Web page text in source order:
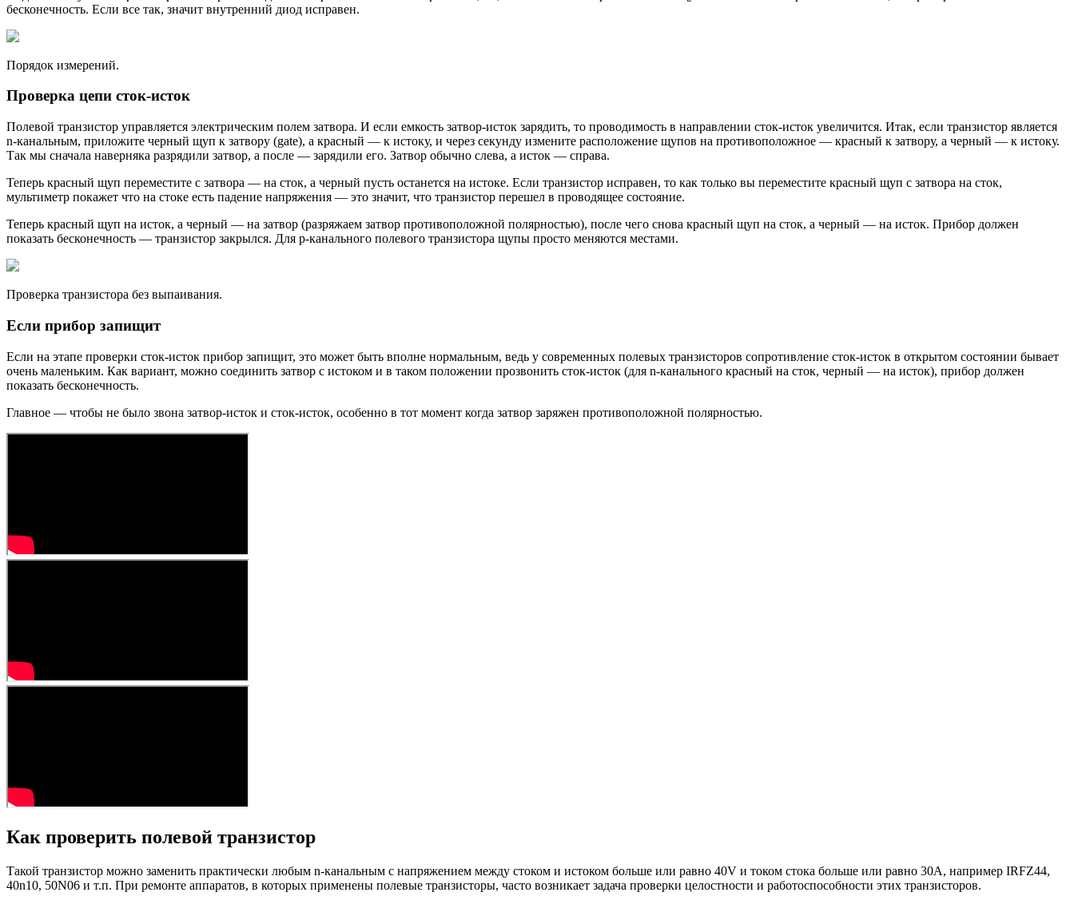
бесконечность. Если все так, значит внутренний диод исправен.
Порядок измерений.
Проверка цепи сток-исток
Полевой транзистор управляется электрическим полем затвора. И если емкость затвор-исток зарядить, то проводимость в направлении сток-исток увеличится. Итак, если транзистор является
n-канальным, приложите черный щуп к затвору (gate), а красный — к истоку, и через секунду измените расположение щупов на противоположное — красный к затвору, а черный — к истоку.
Так мы сначала наверняка разрядили затвор, а после — зарядили его. Затвор обычно слева, а исток — справа.
Теперь красный щуп переместите с затвора — на сток, а черный пусть останется на истоке. Если транзистор исправен, то как только вы переместите красный щуп с затвора на сток,
мультиметр покажет что на стоке есть падение напряжения — это значит, что транзистор перешел в проводящее состояние.
Теперь красный щуп на исток, а черный — на затвор (разряжаем затвор противоположной полярностью), после чего снова красный щуп на сток, а черный — на исток. Прибор должен
показать бесконечность — транзистор закрылся. Для p-канального полевого транзистора щупы просто меняются местами.
Проверка транзистора без выпаивания.
Если прибор запищит
Если на этапе проверки сток-исток прибор запищит, это может быть вполне нормальным, ведь у современных полевых транзисторов сопротивление сток-исток в открытом состоянии бывает
очень маленьким. Как вариант, можно соединить затвор с истоком и в таком положении прозвонить сток-исток (для n-канального красный на сток, черный — на исток), прибор должен
показать бесконечность.
Главное — чтобы не было звона затвор-исток и сток-исток, особенно в тот момент когда затвор заряжен противоположной полярностью.
Как проверить полевой транзистор
Такой транзистор можно заменить практически любым n-канальным с напряжением между стоком и истоком больше или равно 40V и током стока больше или равно 30А, например IRFZ44,
40n10, 50N06 и т.п. При ремонте аппаратов, в которых применены полевые транзисторы, часто возникает задача проверки целостности и работоспособности этих транзисторов.